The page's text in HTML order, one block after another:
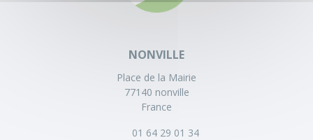
NONVILLE
Place de la Mairie
77140 nonville
France
01 64 29 01 34